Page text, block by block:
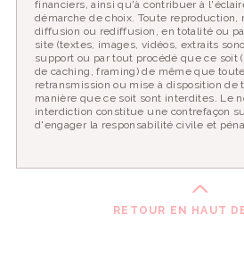
financiers, ainsi qu'à contribuer à
démarche de choix. Toute reproduction,
diffusion ou rediffusion, en totalité ou
site (textes, images, vidéos, extraits
support ou par tout procédé que ce soit
de caching, framing) de même que
retransmission ou mise à disposition
manière que ce soit sont interdites. Le
interdiction constitue une contrefaçon
d'engager la responsabilité civile et
RETOUR EN HAUT